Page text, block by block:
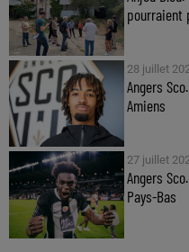
pourraient
28 juillet
Angers
Amiens
27 juillet
Angers
Pays-Bas